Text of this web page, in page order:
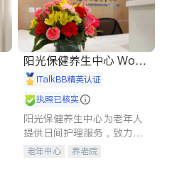
阳光保健养生中心 World
shine
iTalkBB精英认证
执照已核实
阳光保健养生中心为老年人
提供日间护理服务，致力于
通过持续的护理创新来有效
老年中心 养老院